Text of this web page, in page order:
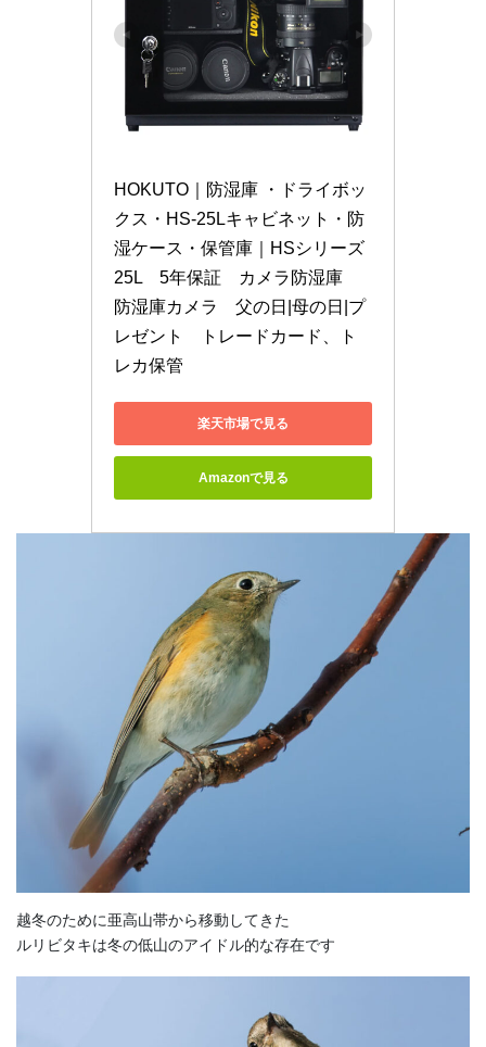
HOKUTO｜防湿庫 ・ドライボッ
クス・HS-25Lキャビネット・防
湿ケース・保管庫｜HSシリーズ
25L　5年保証　カメラ防湿庫
防湿庫カメラ　父の日|母の日|プ
レゼント　トレードカード、ト
レカ保管
楽天市場で見る
Amazonで見る
越冬のために亜高山帯から移動してきた
ルリビタキは冬の低山のアイドル的な存在です